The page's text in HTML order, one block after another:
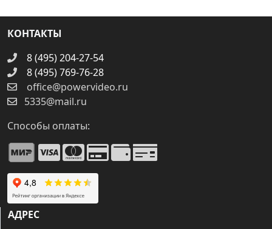
КОНТАКТЫ
8 (495) 204-27-54
8 (495) 769-76-28
office@powervideo.ru
5335@mail.ru
Способы оплаты:
АДРЕС